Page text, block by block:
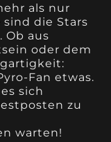
als nur
die Stars
Ob aus
oder dem
Fan etwas.
sich
zu
warten!